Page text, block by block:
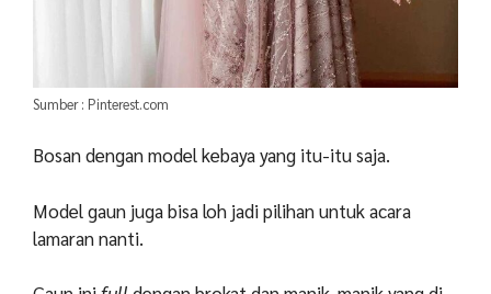
Sumber : Pinterest.com
Bosan dengan model kebaya yang itu-itu saja.
Model gaun juga bisa loh jadi pilihan untuk acara
lamaran nanti.